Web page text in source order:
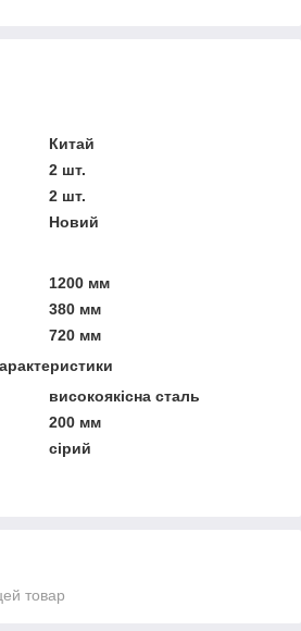
Китай
2 шт.
2 шт.
Новий
1200 мм
380 мм
720 мм
високоякісна сталь
200 мм
сірий
товар